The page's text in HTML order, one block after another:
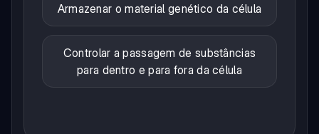
Armazenar o material genético da célula
Controlar a passagem de substâncias
para dentro e para fora da célula